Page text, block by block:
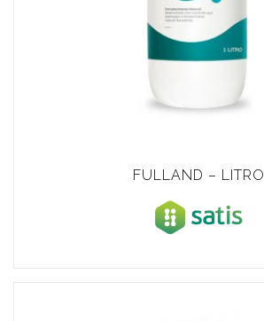
FULLAND – LITRO